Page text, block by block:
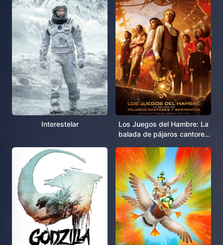
Interestelar
Los Juegos del Hambre: La
balada de pájaros cantores